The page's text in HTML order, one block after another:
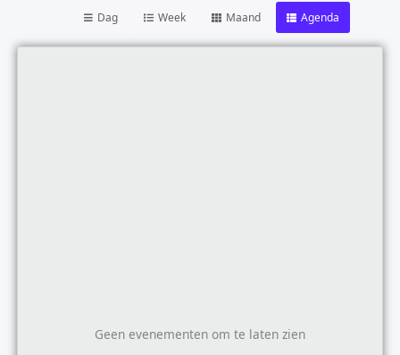
Dag Week Maand Agenda
Geen evenementen om te laten zien